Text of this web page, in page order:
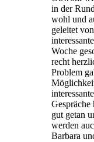
in der
wohl und
geleitet
Woche
recht
Problem
Gespräche
gut getan
werden
Barbara